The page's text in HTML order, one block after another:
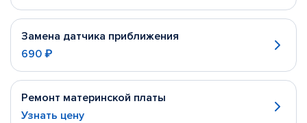
Замена датчика приближения
690 ₽
Ремонт материнской платы
Узнать цену